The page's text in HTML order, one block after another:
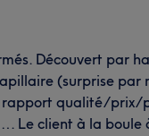
Découvert par
(surprise par
qualité/prix/
Le client à la boule